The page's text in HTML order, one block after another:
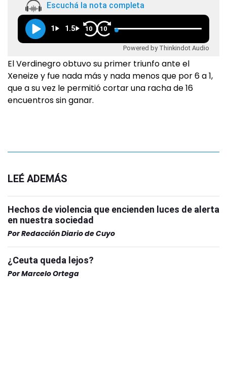
Escuchá la nota completa
1 1.5 10 10
Powered by Thinkindot Audio
El Verdinegro obtuvo su primer triunfo ante el
Xeneize y fue nada más y nada menos que por 6 a 1,
que a su vez le permitió cortar una racha de 16
encuentros sin ganar.
LEÉ ADEMÁS
Hechos de violencia que encienden luces de alerta
en nuestra sociedad
PorRedacción Diario de Cuyo
¿Ceuta queda lejos?
PorMarcelo Ortega